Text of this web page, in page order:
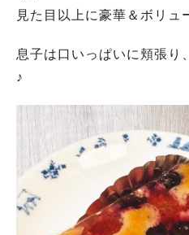
見た目以上に豪華＆ボリュ
息子は口いっぱいに頬張り
♪